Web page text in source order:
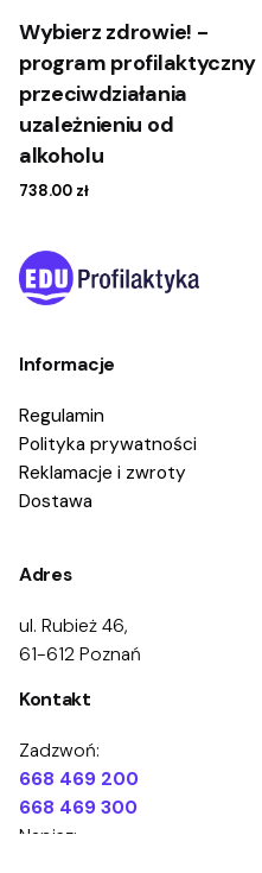
Zestaw dla GKRPA
Oliwia Sprohs-Żylewicz
Wybierz zdrowie! -
program profilaktyczny
przeciwdziałania
uzależnieniu od
alkoholu
738.00 zł
Informacje
Regulamin
Polityka prywatności
Reklamacje i zwroty
Dostawa
Adres
ul. Rubież 46,
61-612 Poznań
Kontakt
Zadzwoń:
668 469 200
668 469 300
Napisz: